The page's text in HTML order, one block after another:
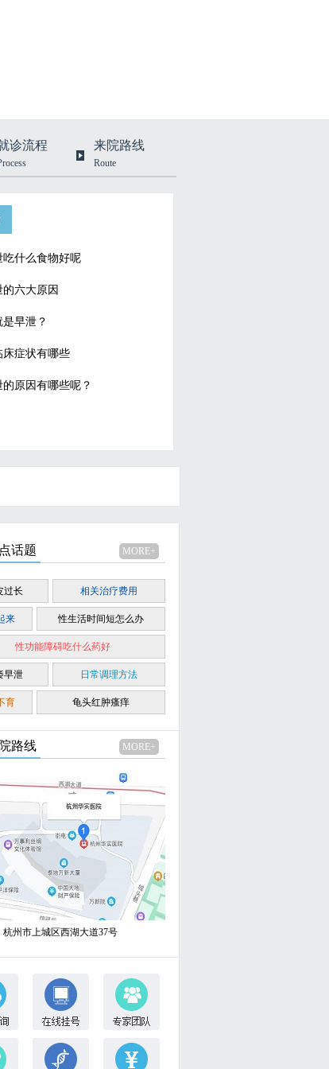
诊流程 来院路线
Route
吃什么食物好呢
的六大原因
早泄？
床症状有哪些
的原因有哪些呢？
话题 MORE+
过长 相关治疗费用
来 性生活时间短怎么办
性功能障碍吃什么药好
早泄 日常调理方法
育 龟头红肿瘙痒
路线 MORE+
杭州市上城区西湖大道37号